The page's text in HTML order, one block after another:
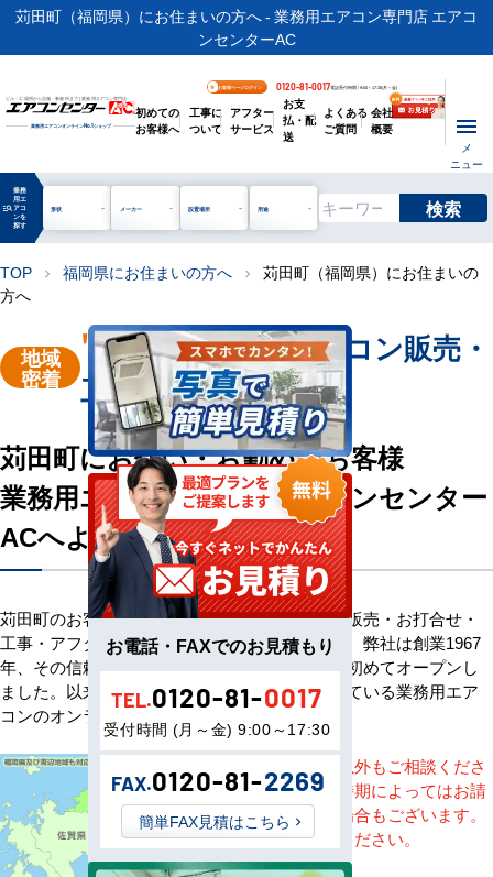
苅田町（福岡県）にお住まいの方へ - 業務用エアコン専門店 エアコ
ンセンターAC
ビル・工場用から店舗・事務所まで | 業務用エアコン専門店
業務用エアコンオンラインNo.1ショップ
お客様ページログイン 0120-81-0017電話受付時間 / 9:00～17:30(月～金)
初めての
お客様へ
工事に
ついて
アフター
サービス
お支
払・配
送
よくある
ご質問
会社
概要
メ
ニュー
manage_search
業務
用エ
アコ
ンを
探す
形状 メーカー 設置場所 用途 検索
TOP chevron_right 福岡県にお住まいの方へ chevron_right
苅田町（福岡県）にお住まいの
方へ
地域
密着
"苅田町"業務用エアコン販売・
工事を承ります
苅田町にお住い・お勤めのお客様
業務用エアコン専門店エアコンセンター
ACへようこそ
苅田町のお客様へ業務用エアコン・空調機器の販売・お打合せ・
工事・アフターサービスまで一貫して承ります。弊社は創業1967
年、その信頼を基に空調のネット販売を日本で初めてオープンし
ました。以来、皆様にご信頼・ご愛顧いただいている業務用エア
コンのオンラインショップです。
※記載地域以外もご相談くださ
い。地域・時期によってはお請
けできない場合もございます。
直接ご相談ください。
お電話・FAXでのお見積もり
TEL.0120-81-0017
受付時間 (月～金) 9:00～17:30
FAX.0120-81-2269
簡単FAX見積はこちら